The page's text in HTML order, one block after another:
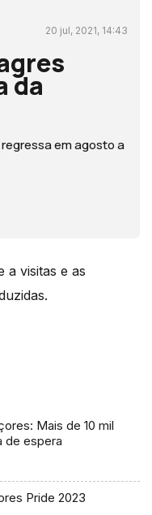
20 jul, 2021, 14:43
da
em agosto a
a visitas e as
Mais de 10 mil
de espera
Pride 2023